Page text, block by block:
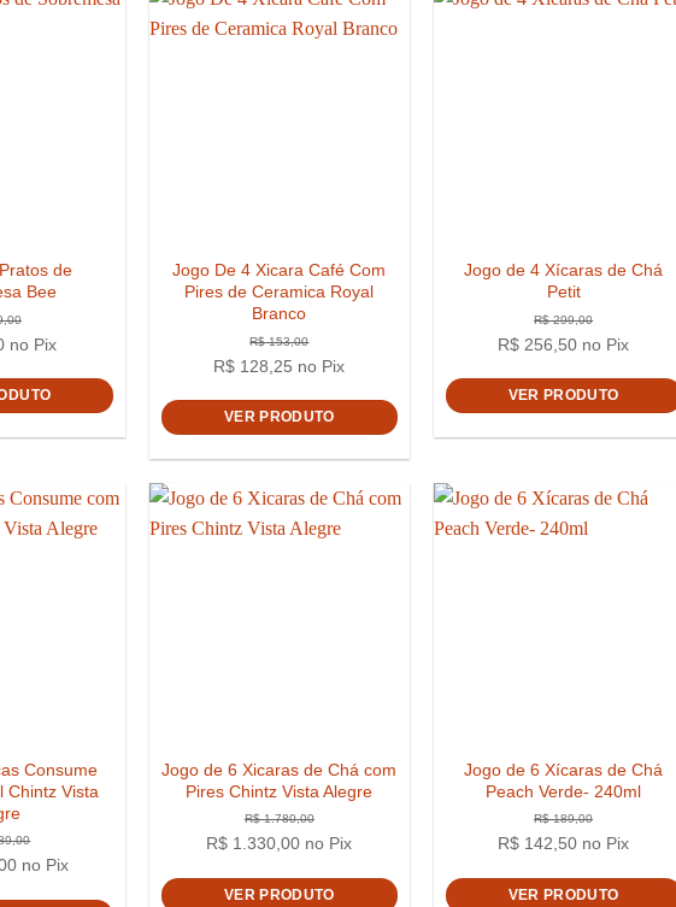
de
Bee
no Pix
Jogo De 4 Xicara Café Com
Pires de Ceramica Royal
Branco
R$ 128,25 no Pix
VER PRODUTO
Jogo de 4 Xícaras de Chá
Petit
R$ 256,50 no Pix
VER PRODUTO
Consume
Chintz Vista
no Pix
Jogo de 6 Xicaras de Chá com
Pires Chintz Vista Alegre
R$ 1.330,00 no Pix
VER PRODUTO
Jogo de 6 Xícaras de Chá
Peach Verde- 240ml
R$ 142,50 no Pix
VER PRODUTO